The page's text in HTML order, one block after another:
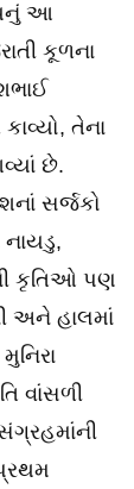
આ
કૂળના
તેના
છે.
સર્જકો
નાયડુ,
કૃતિઓ પણ
અને હાલમાં
વાંસળી